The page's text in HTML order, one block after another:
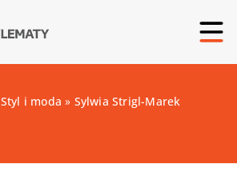
Styl i moda » Sylwia Strigl-Marek